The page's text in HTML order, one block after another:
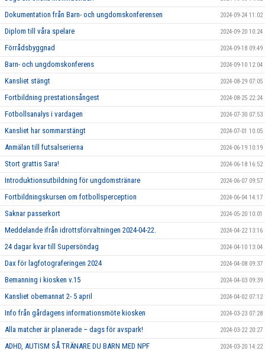
Dokumentation från Barn- och ungdomskonferensen 2024-09-24 11:02
Diplom till våra spelare 2024-09-20 10:24
Förrådsbyggnad 2024-09-18 09:49
Barn- och ungdomskonferens 2024-09-10 12:04
Kansliet stängt 2024-08-29 07:05
Fortbildning prestationsångest 2024-08-25 22:24
Fotbollsanalys i vardagen 2024-07-30 07:53
Kansliet har sommarstängt 2024-07-01 10:05
Anmälan till futsalserierna 2024-06-19 10:19
Stort grattis Sara! 2024-06-18 16:52
Introduktionsutbildning för ungdomstränare 2024-06-07 09:57
Fortbildningskursen om fotbollsperception 2024-06-04 14:17
Saknar passerkort 2024-05-20 10:01
Meddelande ifrån idrottsförvaltningen 2024-04-22. 2024-04-22 13:16
24 dagar kvar till Supersöndag 2024-04-10 13:04
Dax för lagfotograferingen 2024 2024-04-08 09:37
Bemanning i kiosken v.15 2024-04-03 09:39
Kansliet obemannat 2- 5 april 2024-04-02 07:12
Info från gårdagens informationsmöte kiosken 2024-03-23 07:28
Alla matcher är planerade – dags för avspark! 2024-03-22 20:27
ADHD, AUTISM SÅ TRÄNARE DU BARN MED NPF 2024-03-20 14:22